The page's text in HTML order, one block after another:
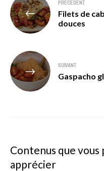
de
l’article
PRÉCÉDENT
Filets de
douces
SUIVANT
Gaspacho
Contenus que vous
apprécier